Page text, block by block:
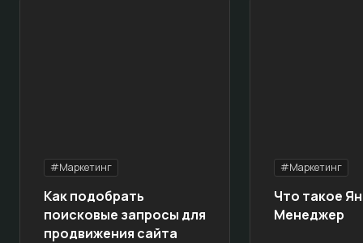
#Маркетинг
Как подобрать
поисковые запросы для
продвижения сайта
#Маркетинг
Что такое
Менеджер